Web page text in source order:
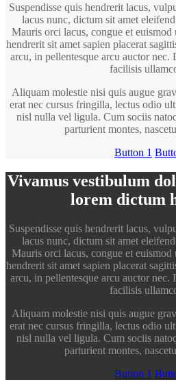
Suspendisse quis hendrerit lacus,
lacus nunc, dictum sit amet
Mauris orci lacus, congue et
hendrerit sit amet sapien placerat
arcu, in pellentesque arcu auctor
facilisis
Aliquam molestie nisi quis augue
erat nec cursus fringilla, lectus odio
nisl nulla vel ligula. Cum sociis
parturient montes,
Button 1
Vivamus vestibulum
lorem dictum
Suspendisse quis hendrerit lacus,
lacus nunc, dictum sit amet
Mauris orci lacus, congue et
hendrerit sit amet sapien placerat
arcu, in pellentesque arcu auctor
facilisis
Aliquam molestie nisi quis augue
erat nec cursus fringilla, lectus odio
nisl nulla vel ligula. Cum sociis
parturient montes,
Button 1